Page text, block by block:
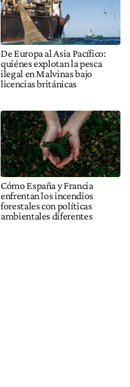
De Europa al Asia Pacífico:
quiénes explotan la pesca
ilegal en Malvinas bajo
licencias británicas
Cómo España y Francia
enfrentan los incendios
forestales con políticas
ambientales diferentes